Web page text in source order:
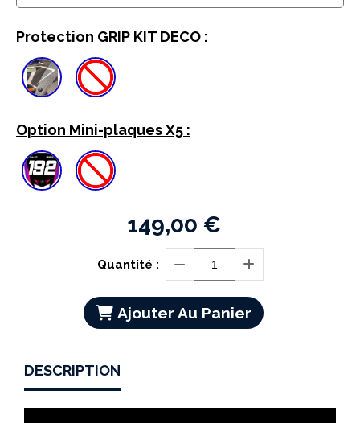
Protection GRIP KIT DECO :
Option Mini-plaques X5 :
149,00 €
Quantité :
Ajouter Au Panier
DESCRIPTION